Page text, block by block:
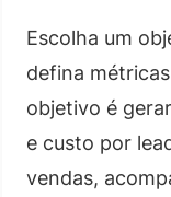
Escolha um
defina
objetivo é
e custo por
vendas,